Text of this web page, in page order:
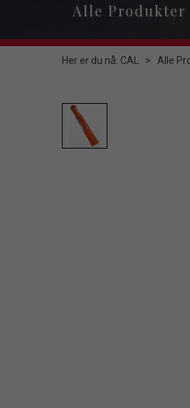
Alle Produkter
Her er du nå: CAL > Alle